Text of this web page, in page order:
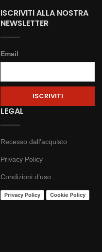
ISCRIVITI ALLA NOSTRA
NEWSLETTER
Email
LEGAL
Recesso dall’acquisto
Privacy Policy
Condizioni d’uso
Privacy Policy Cookie Policy